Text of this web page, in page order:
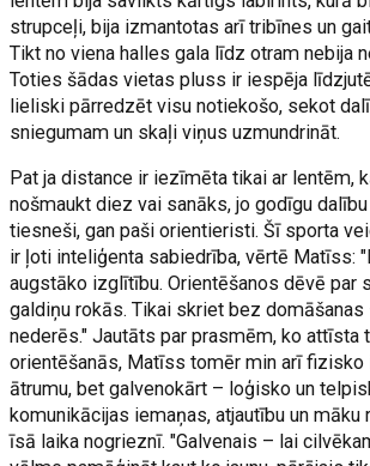
strupceļi, bija izmantotas arī tribīnes un
Tikt no viena halles gala līdz otram nebija
Toties šādas vietas pluss ir iespēja
lieliski pārredzēt visu notiekošo, sekot
sniegumam un skaļi viņus uzmundrināt.
Pat ja distance ir iezīmēta tikai ar lentēm,
nošmaukt diez vai sanāks, jo godīgu
tiesneši, gan paši orientieristi. Šī sporta
ir ļoti inteliģenta sabiedrība, vērtē Matīss:
augstāko izglītību. Orientēšanos dēvē par
galdiņu rokās. Tikai skriet bez
nederēs." Jautāts par prasmēm, ko attīsta
orientēšanās, Matīss tomēr min arī fizisko
ātrumu, bet galvenokārt – loģisko un
komunikācijas iemaņas, atjautību un
īsā laika nogrieznī. "Galvenais – lai